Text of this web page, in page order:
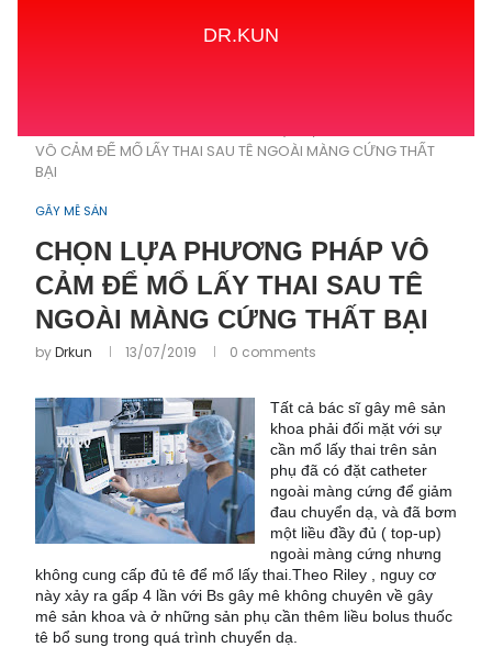
DR.KUN
VÔ CẢM ĐỂ MỔ LẤY THAI SAU TÊ NGOÀI MÀNG CỨNG THẤT
BẠI
GÂY MÊ SẢN
CHỌN LỰA PHƯƠNG PHÁP VÔ
CẢM ĐỂ MỔ LẤY THAI SAU TÊ
NGOÀI MÀNG CỨNG THẤT BẠI
byDrkun 13/07/2019 0 comments
Tất cả bác sĩ gây mê sản
khoa phải đối mặt với sự
cần mổ lấy thai trên sản
phụ đã có đặt catheter
ngoài màng cứng để giảm
đau chuyển dạ, và đã bơm
một liều đầy đủ ( top-up)
ngoài màng cứng nhưng
không cung cấp đủ tê để mổ lấy thai.Theo Riley , nguy cơ
này xảy ra gấp 4 lần với Bs gây mê không chuyên về gây
mê sản khoa và ở những sản phụ cần thêm liều bolus thuốc
tê bổ sung trong quá trình chuyển dạ.